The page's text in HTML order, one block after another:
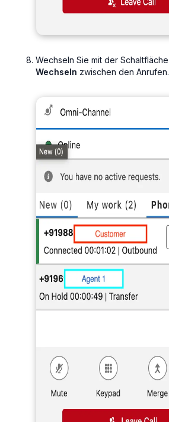
Wechseln Sie mit der Schaltfläche
Wechseln zwischen den Anrufen.